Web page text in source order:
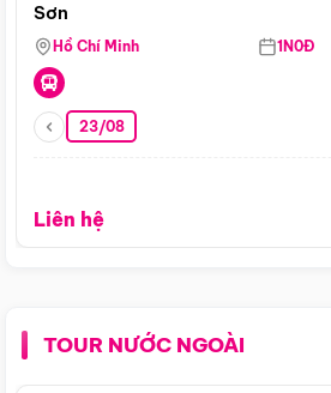
Sơn
Hồ Chí Minh 1N0Đ
23/08
Liên hệ
TOUR NƯỚC NGOÀI